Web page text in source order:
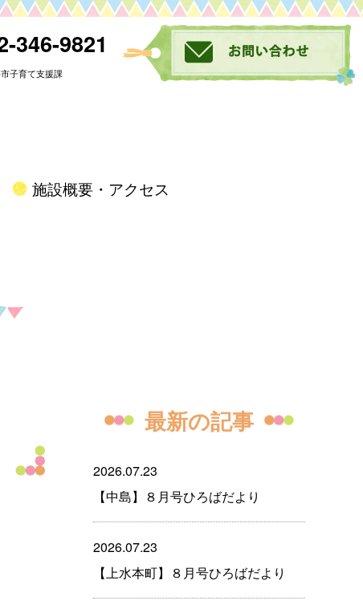
346-9821
子育て支援課
施設概要・アクセス
最新の記事
2026.07.23
【中島】８月号ひろばだより
2026.07.23
【上水本町】８月号ひろばだより